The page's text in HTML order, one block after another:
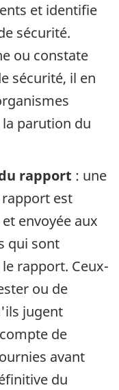
et identifie
sécurité.
ou constate
sécurité, il en
parution du
rapport : une
est
envoyée aux
qui sont
rapport. Ceux-
ou de
jugent
de
avant
du